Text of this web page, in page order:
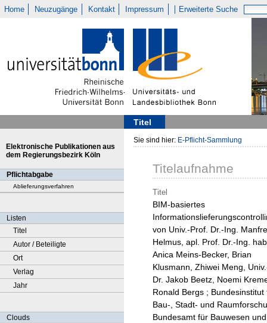
Home Neuzugänge Kontakt Impressum Erweiterte Suche
Titel
Elektronische Publikationen aus
dem Regierungsbezirk Köln
Pflichtabgabe
Ablieferungsverfahren
Listen
Titel
Autor / Beteiligte
Ort
Verlag
Jahr
Clouds
Sie sind hier: E-Pflicht-Sammlung
Titelaufnahme
Titel
BIM-basiertes
von Univ.-Prof. Dr.-Ing.
Helmus, apl. Prof. Dr.-Ing.
Anica Meins-Becker, Brian
Klusmann, Zhiwei Meng,
Dr. Jakob Beetz, Noemi
Ronald Bergs ; Bundesinstitut
Bau-, Stadt- und
Bundesamt für Bauwesen und